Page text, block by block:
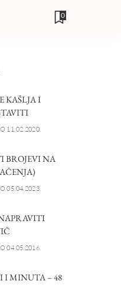
0
KAŠLJA I
11.02.2020.
BROJEVI NA
05.04.2023.
04.05.2016.
I MINUTA – 48